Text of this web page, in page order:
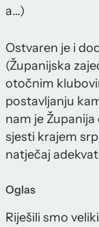
a…)
Ostvaren je i
(Županijska
otočnim
postavljanju
nam je
sjesti krajem
natječaj
Oglas
Riješili smo